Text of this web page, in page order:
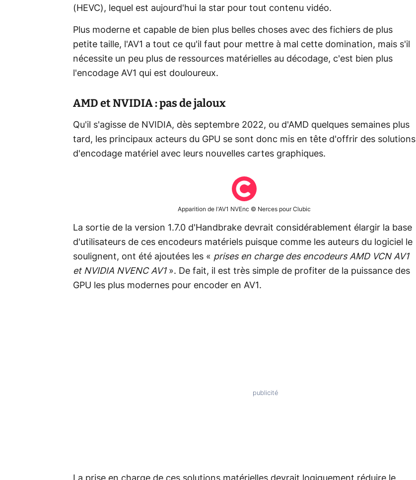
(HEVC), lequel est aujourd'hui la star pour tout contenu vidéo.
Plus moderne et capable de bien plus belles choses avec des fichiers de plus
petite taille, l'AV1 a tout ce qu'il faut pour mettre à mal cette domination, mais s'il
nécessite un peu plus de ressources matérielles au décodage, c'est bien plus
l'encodage AV1 qui est douloureux.
AMD et NVIDIA : pas de jaloux
Qu'il s'agisse de NVIDIA, dès septembre 2022, ou d'AMD quelques semaines plus
tard, les principaux acteurs du GPU se sont donc mis en tête d'offrir des solutions
d'encodage matériel avec leurs nouvelles cartes graphiques.
Apparition de l'AV1 NVEnc © Nerces pour Clubic
La sortie de la version 1.7.0 d'Handbrake devrait considérablement élargir la base
d'utilisateurs de ces encodeurs matériels puisque comme les auteurs du logiciel le
soulignent, ont été ajoutées les « prises en charge des encodeurs AMD VCN AV1
et NVIDIA NVENC AV1». De fait, il est très simple de profiter de la puissance des
GPU les plus modernes pour encoder en AV1.